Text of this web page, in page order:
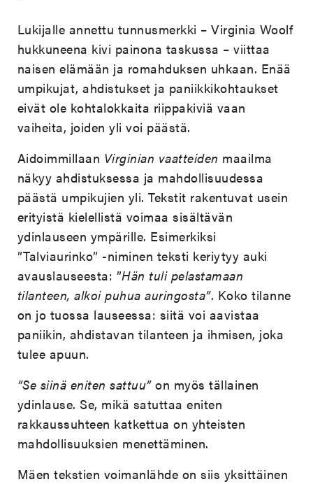
Lukijalle annettu tunnusmerkki – Virginia Woolf
hukkuneena kivi painona taskussa – viittaa
naisen elämään ja romahduksen uhkaan. Enää
umpikujat, ahdistukset ja paniikkikohtaukset
eivät ole kohtalokkaita riippakiviä vaan
vaiheita, joiden yli voi päästä.
Aidoimmillaan Virginian vaatteiden maailma
näkyy ahdistuksessa ja mahdollisuudessa
päästä umpikujien yli. Tekstit rakentuvat usein
erityistä kielellistä voimaa sisältävän
ydinlauseen ympärille. Esimerkiksi
”Talviaurinko” -niminen teksti keriytyy auki
avauslauseesta: ”Hän tuli pelastamaan
tilanteen, alkoi puhua auringosta”. Koko tilanne
on jo tuossa lauseessa: siitä voi aavistaa
paniikin, ahdistavan tilanteen ja ihmisen, joka
tulee apuun.
”Se siinä eniten sattuu”on myös tällainen
ydinlause. Se, mikä satuttaa eniten
rakkaussuhteen katkettua on yhteisten
mahdollisuuksien menettäminen.
Mäen tekstien voimanlähde on siis yksittäinen